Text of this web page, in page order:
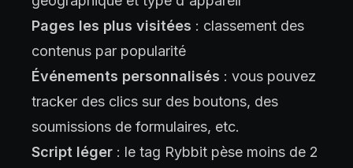
Pages les plus visitées : classement des
contenus par popularité
Événements personnalisés : vous pouvez
tracker des clics sur des boutons, des
soumissions de formulaires, etc.
Script léger : le tag Rybbit pèse moins de 2